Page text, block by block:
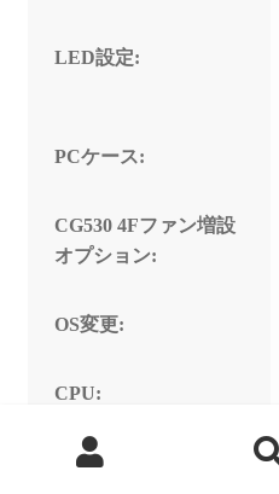
LED設定:
PCケース:
CG530 4Fファン増設
オプション:
OS変更:
CPU:
PBO(CPU 自動OC)の